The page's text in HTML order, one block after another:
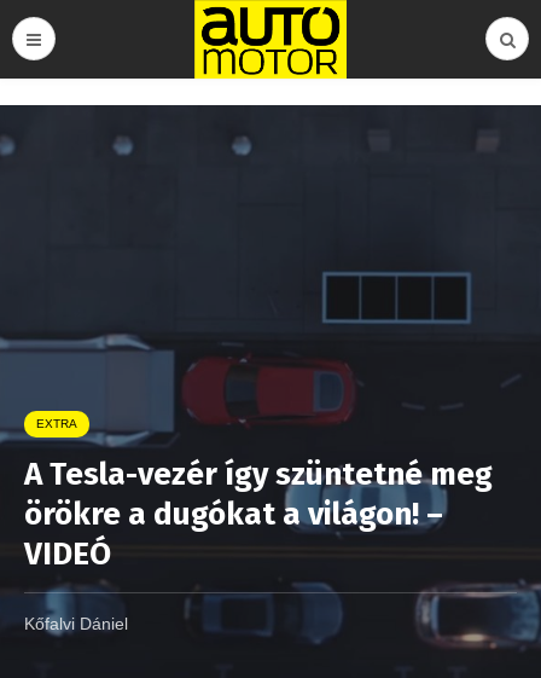
EXTRA
A Tesla-vezér így szüntetné meg
örökre a dugókat a világon! –
VIDEÓ
Kőfalvi Dániel